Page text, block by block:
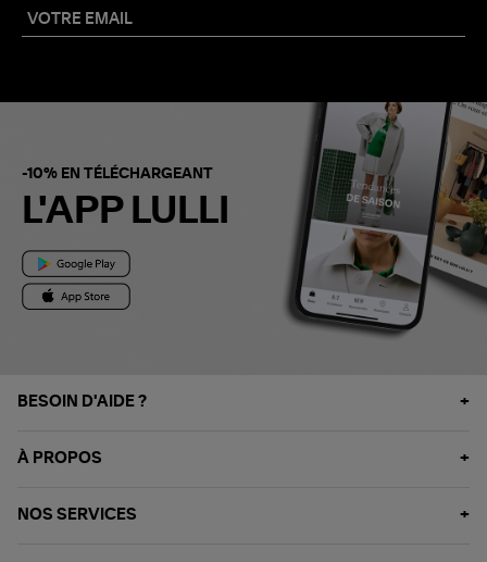
-10% EN TÉLÉCHARGEANT
L'APP LULLI
BESOIN D'AIDE ?
À PROPOS
NOS SERVICES